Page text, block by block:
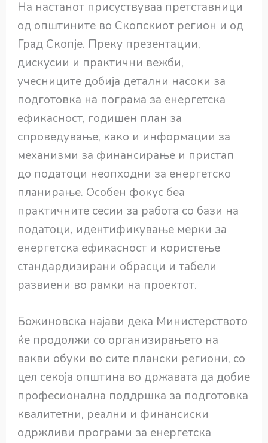
На настанот присуствуваа претставници
од општините во Скопскиот регион и од
Град Скопје. Преку презентации,
дискусии и практични вежби,
учесниците добија детални насоки за
подготовка на пограма за енергетска
ефикасност, годишен план за
спроведување, како и информации за
механизми за финансирање и пристап
до податоци неопходни за енергетско
планирање. Особен фокус беа
практичните сесии за работа со бази на
податоци, идентификување мерки за
енергетска ефикасност и користење
стандардизирани обрасци и табели
развиени во рамки на проектот.
Божиновска најави дека Министерството
ќе продолжи со организирањето на
вакви обуки во сите плански региони, со
цел секоја општина во државата да добие
професионална поддршка за подготовка
квалитетни, реални и финансиски
одржливи програми за енергетска